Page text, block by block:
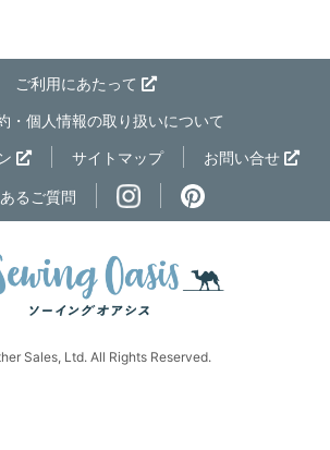
ご利用にあたって
・個人情報の取り扱いについて
サイトマップ お問い合せ
るご質問
Sales, Ltd. All Rights Reserved.